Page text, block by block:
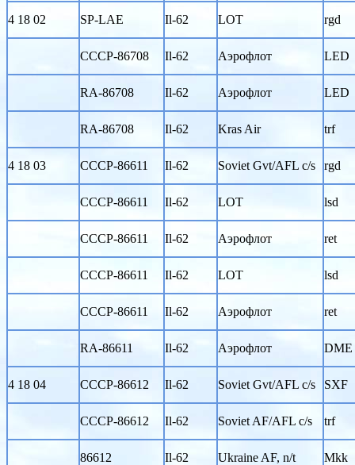
4 18 02 SP-LAE Il-62 LOT rgd
CCCP-86708 Il-62 Аэрофлот LED
RA-86708 Il-62 Аэрофлот LED
RA-86708 Il-62 Kras Air trf
4 18 03 CCCP-86611 Il-62 Soviet Gvt/AFL c/s rgd
CCCP-86611 Il-62 LOT lsd
CCCP-86611 Il-62 Аэрофлот ret
CCCP-86611 Il-62 LOT lsd
CCCP-86611 Il-62 Аэрофлот ret
RA-86611 Il-62 Аэрофлот DME
4 18 04 CCCP-86612 Il-62 Soviet Gvt/AFL c/s SXF
CCCP-86612 Il-62 Soviet AF/AFL c/s trf
86612 Il-62 Ukraine AF, n/t Mkk